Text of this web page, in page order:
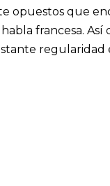
opuestos que
francesa.
regularidad